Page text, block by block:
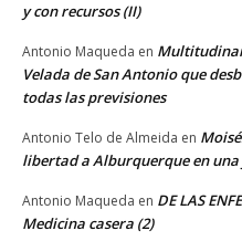
y con recursos (II)
Antonio Maqueda en
Velada de San Antonio que
todas las previsiones
Antonio Telo de Almeida en
libertad a Alburquerque en
Antonio Maqueda en DE LAS
Medicina casera (2)